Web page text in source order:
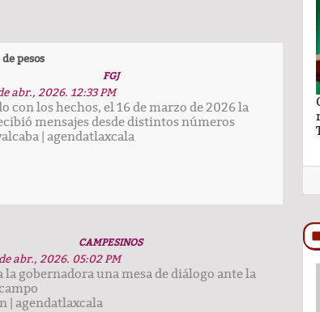
pesos
FGJ
abr., 2026. 12:33 PM
con los hechos, el 16 de marzo de 2026 la
mensajes desde distintos números
| agendatlaxcala
CAMPESINOS
abr., 2026. 05:02 PM
la gobernadora una mesa de diálogo ante la
| agendatlaxcala
Lilia
El hilo y la hebra de Ray Vázquez